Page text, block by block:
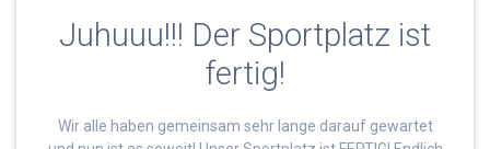
Juhuuu!!! Der Sportplatz ist
fertig!
Wir alle haben gemeinsam sehr lange darauf gewartet